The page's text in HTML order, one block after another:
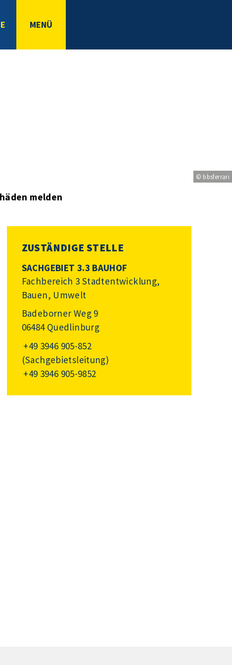
MENÜ
© bbsferrari
melden
ZUSTÄNDIGE STELLE
SACHGEBIET 3.3 BAUHOF
Fachbereich 3 Stadtentwicklung,
Bauen, Umwelt
Badeborner Weg 9
06484 Quedlinburg
+49 3946 905-852
(Sachgebietsleitung)
+49 3946 905-9852